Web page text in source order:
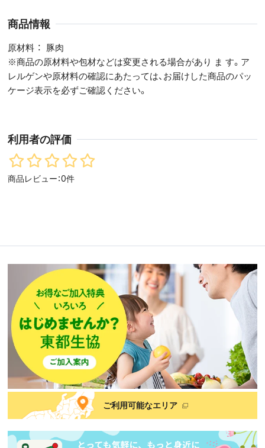
商品情報
原材料
豚肉
※商品の原材料や包材などは変更される場合があり ま す。ア
レルゲンや原材料の確認にあたっては、お届けした商品のパッ
ケージ表示を必ずご確認ください。
利用者の評価
商品レビュー：0件
ご利用可能なエリア